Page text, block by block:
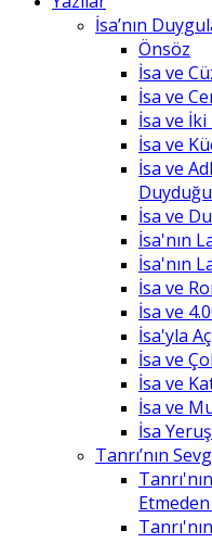
İsa’nın
Önsöz
İsa ve
İsa ve
İsa ve
İsa ve
İsa ve
İsa ve
İsa'nın
İsa'nın
İsa ve
İsa ve
İsa'yla
İsa ve
İsa ve
İsa ve
İsa
Tanrı’nın